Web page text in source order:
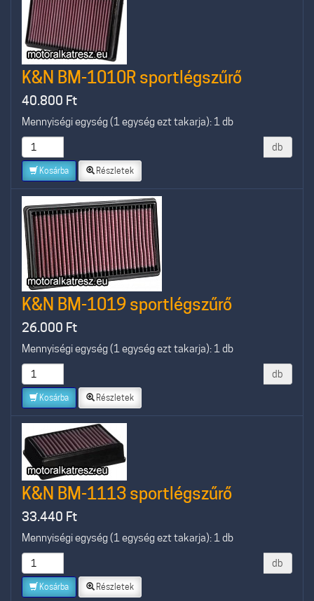
K&N BM-1010R sportlégszűrő
40.800 Ft
Mennyiségi egység (1 egység ezt takarja): 1 db
db
Kosárba Részletek
K&N BM-1019 sportlégszűrő
26.000 Ft
Mennyiségi egység (1 egység ezt takarja): 1 db
db
Kosárba Részletek
K&N BM-1113 sportlégszűrő
33.440 Ft
Mennyiségi egység (1 egység ezt takarja): 1 db
db
Kosárba Részletek